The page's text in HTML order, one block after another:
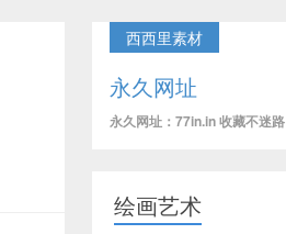
西西里素材
永久网址
永久网址：77in.in 收藏不迷路
绘画艺术